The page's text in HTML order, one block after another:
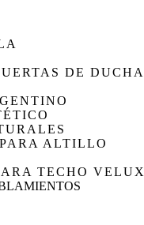
DE DUCHA
ALTILLO
TECHO VELUX